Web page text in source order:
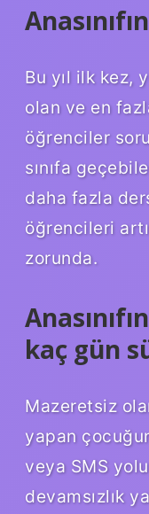
Bu yıl ilk kez,
olan ve en
öğrenciler
sınıfa
daha fazla
öğrencileri
zorunda.
kaç gün
Mazeretsiz
yapan
veya SMS
devamsızlık